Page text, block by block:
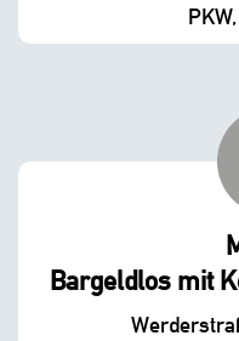
Bargeldlos mit